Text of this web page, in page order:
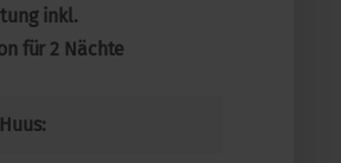
inkl.
für 2 Nächte